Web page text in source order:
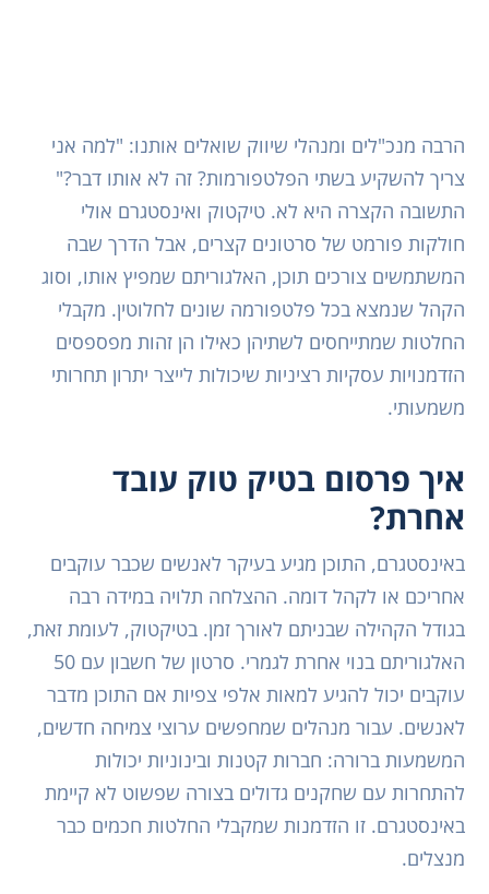
הרבה מנכ"לים ומנהלי שיווק שואלים אותנו: "למה אני
צריך להשקיע בשתי הפלטפורמות? זה לא אותו דבר?"
התשובה הקצרה היא לא. טיקטוק ואינסטגרם אולי
חולקות פורמט של סרטונים קצרים, אבל הדרך שבה
המשתמשים צורכים תוכן, האלגוריתם שמפיץ אותו, וסוג
הקהל שנמצא בכל פלטפורמה שונים לחלוטין. מקבלי
החלטות שמתייחסים לשתיהן כאילו הן זהות מפספסים
הזדמנויות עסקיות רציניות שיכולות לייצר יתרון תחרותי
משמעותי.
איך פרסום בטיק טוק עובד
אחרת?
באינסטגרם, התוכן מגיע בעיקר לאנשים שכבר עוקבים
אחריכם או לקהל דומה. ההצלחה תלויה במידה רבה
בגודל הקהילה שבניתם לאורך זמן. בטיקטוק, לעומת זאת,
האלגוריתם בנוי אחרת לגמרי. סרטון של חשבון עם 50
עוקבים יכול להגיע למאות אלפי צפיות אם התוכן מדבר
לאנשים. עבור מנהלים שמחפשים ערוצי צמיחה חדשים,
המשמעות ברורה: חברות קטנות ובינוניות יכולות
להתחרות עם שחקנים גדולים בצורה שפשוט לא קיימת
באינסטגרם. זו הזדמנות שמקבלי החלטות חכמים כבר
מנצלים.